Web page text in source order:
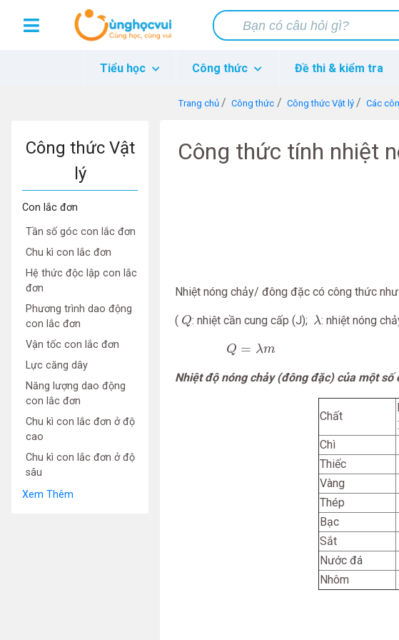
Tiểu học Công thức Đề thi & kiểm tra
Trang chủ Công thức Công thức Vật lý Các
Công thức Vật
lý
Con lắc đơn
Tần số góc con lắc đơn
Chu kì con lắc đơn
Hệ thức độc lập con lắc
đơn
Phương trình dao động
con lắc đơn
Vận tốc con lắc đơn
Lực căng dây
Năng lượng dao động
con lắc đơn
Chu kì con lắc đơn ở độ
cao
Chu kì con lắc đơn ở độ
sâu
Xem Thêm
Công thức tính nhiệt
Nhiệt nóng chảy/ đông đặc có công thức như
( Q
Q: nhiệt cần cung cấp (J); λ
λ: nhiệt nóng
Q = λm
Q= m
Nhiệt độ nóng chảy (đông đặc) của một số
Chất
Chì
Thiếc
Vàng
Thép
Bạc
Sắt
Nước đá
Nhôm